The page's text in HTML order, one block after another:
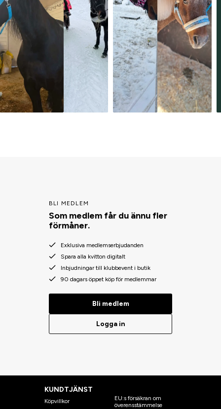
BLI MEDLEM
Som medlem får du ännu fler
förmåner.
Exklusiva medlemserbjudanden
Spara alla kvitton digitalt
Inbjudningar till klubbevent i butik
90 dagars öppet köp för medlemmar
Bli medlem
Logga in
KUNDTJÄNST
Köpvillkor
EU:s försäkran om
överensstämmelse